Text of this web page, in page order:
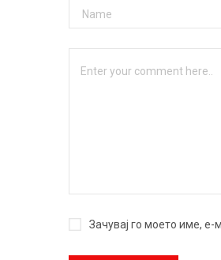
Зачувај го моето име, е-